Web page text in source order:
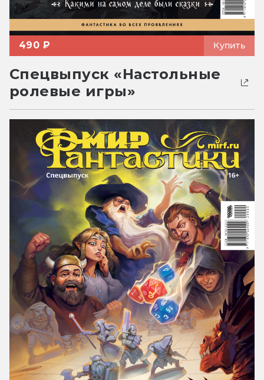
490 ₽ Купить
Спецвыпуск «Настольные
ролевые игры»